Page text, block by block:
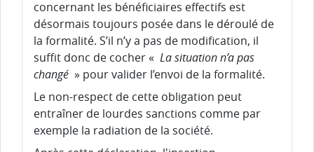
concernant les bénéficiaires effectifs est
désormais toujours posée dans le déroulé de
la formalité. S’il n’y a pas de modification, il
suffit donc de cocher « La situation n’a pas
changé » pour valider l’envoi de la formalité.
Le non-respect de cette obligation peut
entraîner de lourdes sanctions comme par
exemple la radiation de la société.